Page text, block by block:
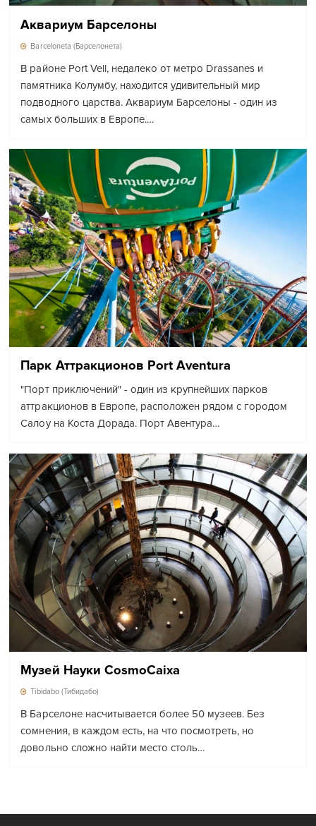
Аквариум Барселоны
Barceloneta (Барселонета)
В районе Port Vell, недалеко от метро Drassanes и
памятника Колумбу, находится удивительный мир
подводного царства. Аквариум Барселоны - один из
самых больших в Европе.…
Парк Аттракционов Port Aventura
"Порт приключений" - один из крупнейших парков
аттракционов в Европе, расположен рядом с городом
Салоу на Коста Дорада. Порт Авентура…
Музей Науки CosmoCaixa
Tibidabo (Тибидабо)
В Барселоне насчитывается более 50 музеев. Без
сомнения, в каждом есть, на что посмотреть, но
довольно сложно найти место столь…